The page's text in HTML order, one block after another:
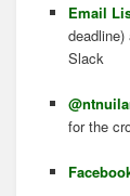
Email
Slack
for the